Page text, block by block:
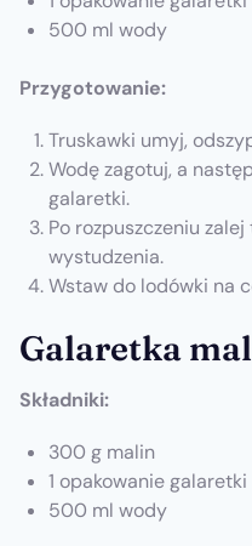
500 ml wody
Przygotowanie:
Truskawki umyj,
Wodę zagotuj, a
galaretki.
Po rozpuszczeniu
wystudzenia.
Wstaw do lodówki na
Galaretka
Składniki:
300 g malin
1 opakowanie
500 ml wody